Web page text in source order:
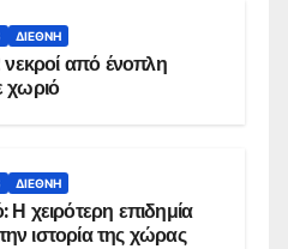
ΔΙΕΘΝΉ
νεκροί από ένοπλη
χωριό
ΔΙΕΘΝΉ
χειρότερη επιδημία
ιστορία της χώρας